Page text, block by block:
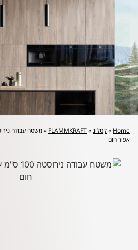
לייעוץ מקצועי והצעת מחיר: 072-2160644
Home
»קטלוג»
FLAMMKRAFT
»
אפור חום